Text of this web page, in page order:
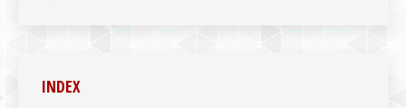
INDEX